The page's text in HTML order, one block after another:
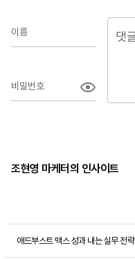
이름
비밀번호
조현영 마케터의 인사이트
애드부스트 맥스 성과 내는 실무 전략